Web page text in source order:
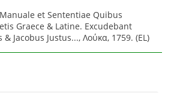
et Sententiae Quibus
Graece & Latine. Excudebant
Jacobus Justus..., Λούκα, 1759. (EL)